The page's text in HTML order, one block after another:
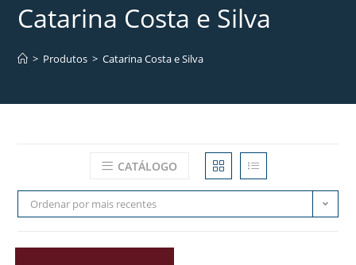
Catarina Costa e Silva
> Produtos > Catarina Costa e Silva
CATÁLOGO
Ordenar por mais recentes